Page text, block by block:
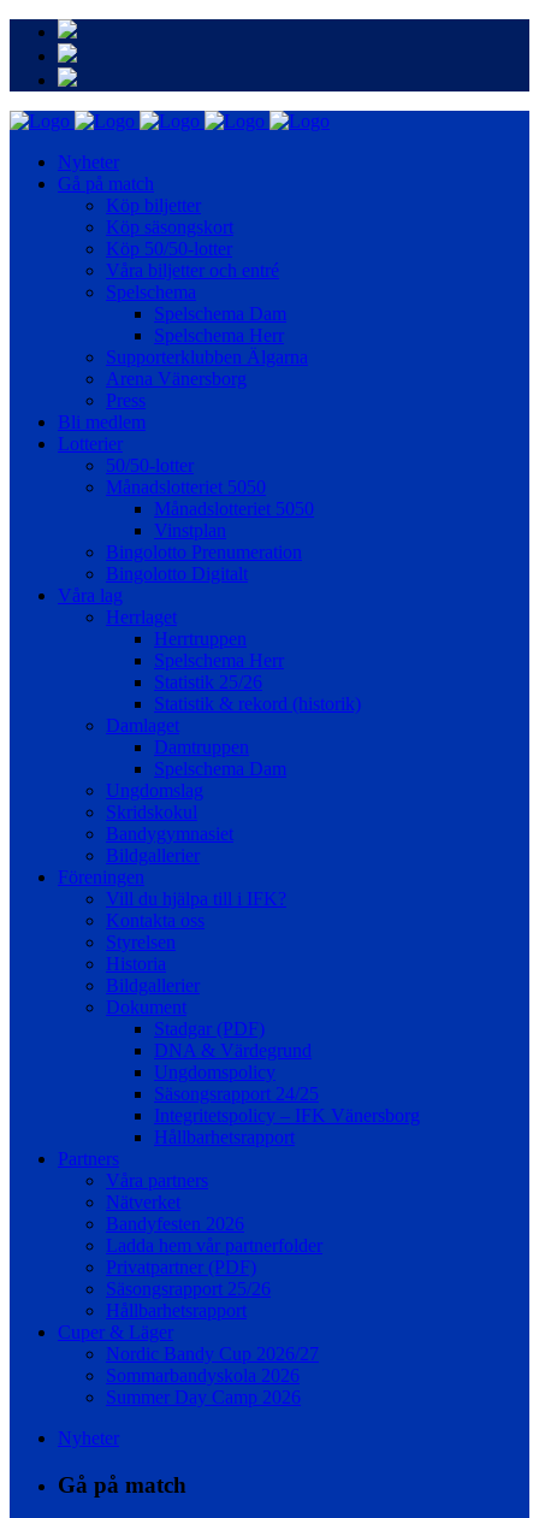
Nyheter
Gå på match
Köp biljetter
Köp säsongskort
Köp 50/50-lotter
Våra biljetter och entré
Spelschema
Spelschema Dam
Spelschema Herr
Supporterklubben Älgarna
Arena Vänersborg
Press
Bli medlem
Lotterier
50/50-lotter
Månadslotteriet 5050
Månadslotteriet 5050
Vinstplan
Bingolotto Prenumeration
Bingolotto Digitalt
Våra lag
Herrlaget
Herrtruppen
Spelschema Herr
Statistik 25/26
Statistik & rekord (historik)
Damlaget
Damtruppen
Spelschema Dam
Ungdomslag
Skridskokul
Bandygymnasiet
Bildgallerier
Föreningen
Vill du hjälpa till i IFK?
Kontakta oss
Styrelsen
Historia
Bildgallerier
Dokument
Stadgar (PDF)
DNA & Värdegrund
Ungdomspolicy
Säsongsrapport 24/25
Integritetspolicy – IFK Vänersborg
Hållbarhetsrapport
Partners
Våra partners
Nätverket
Bandyfesten 2026
Ladda hem vår partnerfolder
Privatpartner (PDF)
Säsongsrapport 25/26
Hållbarhetsrapport
Cuper & Läger
Nordic Bandy Cup 2026/27
Sommarbandyskola 2026
Summer Day Camp 2026
Nyheter
Gå på match